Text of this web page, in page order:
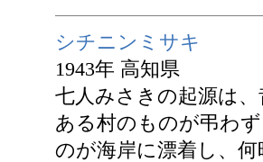
シチニンミサキ
1943年 高知県
七人みさきの起源は
ある村のものが弔わ
のが海岸に漂着し、